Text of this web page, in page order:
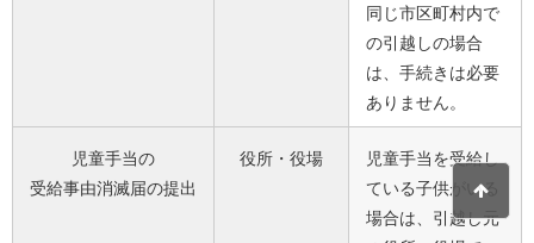
同じ市区町村内で
の引越しの場合
は、手続きは必要
ありません。
児童手当の
受給事由消滅届の提出
役所・役場
児童手当を受給し
ている子供がいる
場合は、引越し元